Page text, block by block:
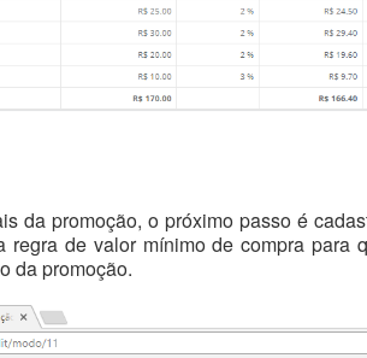
da promoção, o próximo passo é
regra de valor mínimo de compra para
da promoção.